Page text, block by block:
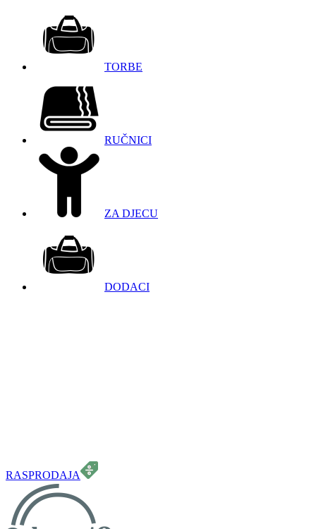
TORBE
RUČNICI
ZA DJECU
DODACI
RASPRODAJA